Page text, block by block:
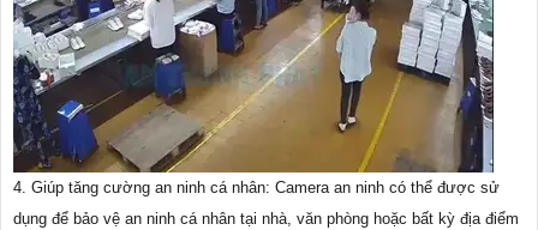
4. Giúp tăng cường an ninh cá nhân: Camera an ninh có thể được sử
dụng để bảo vệ an ninh cá nhân tại nhà, văn phòng hoặc bất kỳ địa điểm